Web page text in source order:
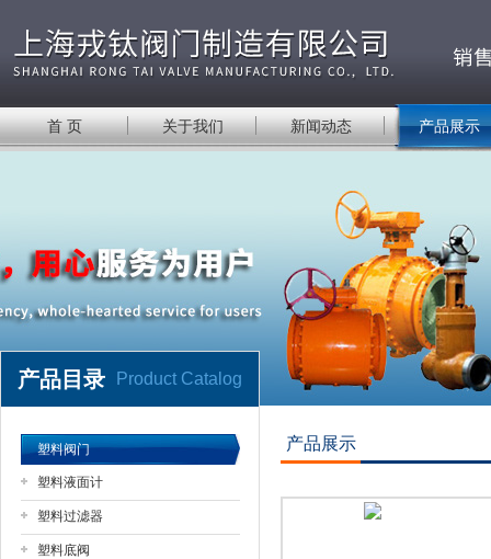
上海戎钛阀门制造有限公司
首 页 关于我们 新闻动态 产品展示
产品目录 Product Catalog
塑料阀门
塑料液面计
塑料过滤器
塑料底阀
产品展示